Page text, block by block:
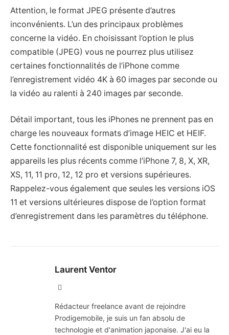
Attention, le format JPEG présente d’autres
inconvénients. L’un des principaux problèmes
concerne la vidéo. En choisissant l’option le plus
compatible (JPEG) vous ne pourrez plus utilisez
certaines fonctionnalités de l’iPhone comme
l’enregistrement vidéo 4K à 60 images par seconde ou
la vidéo au ralenti à 240 images par seconde.
Détail important, tous les iPhones ne prennent pas en
charge les nouveaux formats d’image HEIC et HEIF.
Cette fonctionnalité est disponible uniquement sur les
appareils les plus récents comme l’iPhone 7, 8, X, XR,
XS, 11, 11 pro, 12, 12 pro et versions supérieures.
Rappelez-vous également que seules les versions iOS
11 et versions ultérieures dispose de l’option format
d’enregistrement dans les paramètres du téléphone.
Laurent Ventor
Rédacteur freelance avant de rejoindre
Prodigemobile, je suis un fan absolu de
technologie et d'animation japonaise. J'ai eu la